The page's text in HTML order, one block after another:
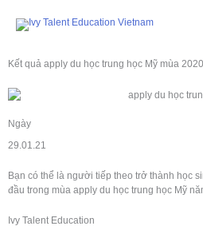
Kết quả apply du học trung học Mỹ mùa
Ngày
29.01.21
Bạn có thể là người tiếp theo trở thành học
đầu trong mùa apply du học trung học Mỹ
Ivy Talent Education